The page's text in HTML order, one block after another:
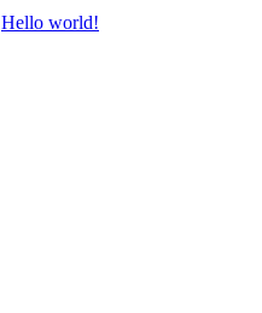
Hello world!